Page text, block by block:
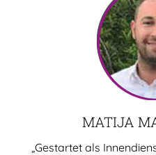
MATIJA
„Gestartet als